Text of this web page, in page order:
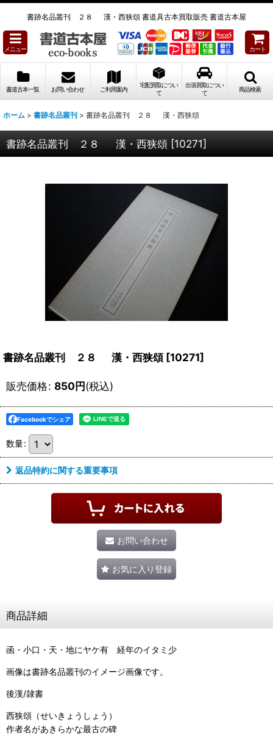
書跡名品叢刊 ２８ 漢・西狭頌 書道具古本買取販売 書道古本屋
メニュー カート
書道古本一覧 お問い合わせ ご利用案内
宅配買取につい
て
出張買取につい
て
商品検索
ホーム > 書跡名品叢刊 > 書跡名品叢刊 ２８ 漢・西狭頌
書跡名品叢刊 ２８ 漢・西狭頌 [10271]
書跡名品叢刊 ２８ 漢・西狭頌 [10271]
販売価格: 850円(税込)
Facebookでシェア
数量:
返品特約に関する重要事項
お問い合わせ
お気に入り登録
商品詳細
函・小口・天・地にヤケ有 経年のイタミ少
画像は書跡名品叢刊のイメージ画像です。
後漢/隷書
西狭頌（せいきょうしょう）
作者名があきらかな最古の碑